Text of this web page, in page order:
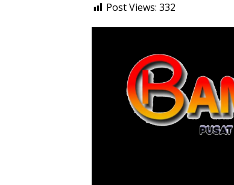
Post Views: 332